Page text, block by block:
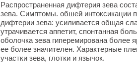
Распространенная дифтерия зева
зева. Симптомы. обшей интоксикации
дифтерии зева: усиливается общая
утрачивается аппетит, спонтанная
оболочка зева гиперемирована более
ее более значителен. Характерные
участки зева, глотки и язычок.